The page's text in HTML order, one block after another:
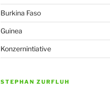
Burkina Faso
Guinea
Konzernintiative
STEPHAN ZURFLUH